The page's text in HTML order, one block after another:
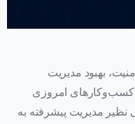
ارتقای امنیت، بهبود مدیریت
کسب‌وکارهای امروزی
نظیر مدیریت پیشرفته به